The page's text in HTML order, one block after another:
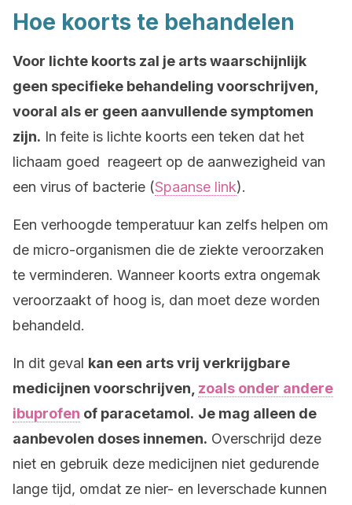
Hoe koorts te behandelen
Voor lichte koorts zal je arts waarschijnlijk
geen specifieke behandeling voorschrijven,
vooral als er geen aanvullende symptomen
zijn. In feite is lichte koorts een teken dat het
lichaam goed reageert op de aanwezigheid van
een virus of bacterie (Spaanse link).
Een verhoogde temperatuur kan zelfs helpen om
de micro-organismen die de ziekte veroorzaken
te verminderen. Wanneer koorts extra ongemak
veroorzaakt of hoog is, dan moet deze worden
behandeld.
In dit geval kan een arts vrij verkrijgbare
medicijnen voorschrijven, zoals onder andere
ibuprofen of paracetamol. Je mag alleen de
aanbevolen doses innemen. Overschrijd deze
niet en gebruik deze medicijnen niet gedurende
lange tijd, omdat ze nier- en leverschade kunnen